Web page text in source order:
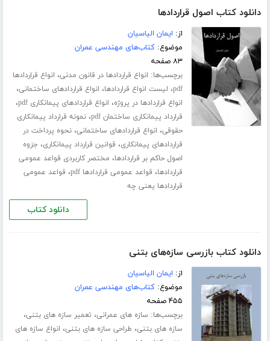
دانلود کتاب اصول قراردادها
از: ایمان الیاسیان
موضوع:کتاب‌های مهندسی عمران
۸۳ صفحه
برچسب‌ها: انواع قراردادها در قانون مدنی، انواع قراردادها
pdf، لیست انواع قراردادها، انواع قراردادهای ساختمانی،
انواع قراردادها در پروژه، انواع قراردادهای پیمانکاری pdf ،
قرارداد پیمانکاری ساختمان pdf ،نمونه قرارداد پیمانکاری
حقوقی، انواع قراردادهای ساختمانی،نحوه پرداخت در
قراردادهای پیمانکاری، قوانین قرارداد پیمانکاری، جزوه
اصول حاکم بر قراردادها، مختصر کاربردی قواعد عمومی
قراردادها، قواعد عمومی قراردادها pdf ، قواعد عمومی
قراردادها یعنی چه
دانلود کتاب
دانلود کتاب بازرسی سازه‌های بتنی
از: ایمان الیاسیان
موضوع:کتاب‌های مهندسی عمران
۴۵۵ صفحه
برچسب‌ها: سازه های عمرانی، تعمیر سازه های بتنی،
سازه های بتنی، طراحی سازه های بتنی، انواع سازه های